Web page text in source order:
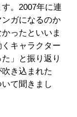
。2007年に連
ガになるのか
ったといいま
キャラクター
」と振り返り
き込まれた
て聞きまし